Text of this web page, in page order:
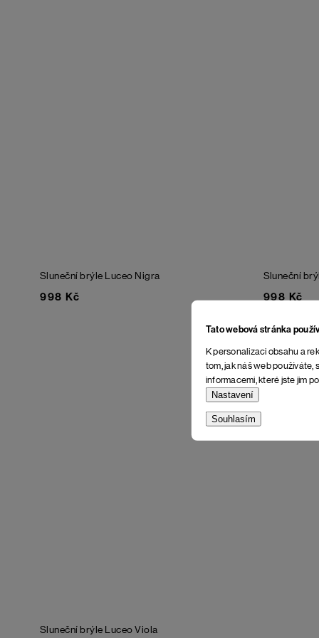
Tato webová stránka
K personalizaci obsahu a
tom, jak náš web používáte,
informacemi, které jste jim
Nastavení
Souhlasím
Sluneční brýle Luceo Nigra
998 Kč
Sluneční
998 Kč
Sluneční brýle Luceo Viola